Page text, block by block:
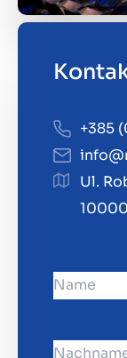
+385
Ul.